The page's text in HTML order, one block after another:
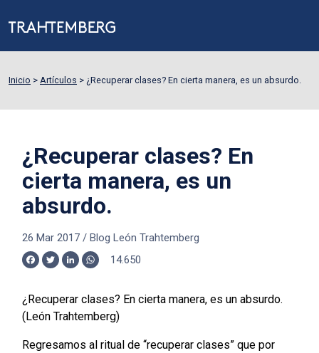
Inicio > Artículos > ¿Recuperar clases? En cierta manera, es un absurdo.
¿Recuperar clases? En
cierta manera, es un
absurdo.
26 Mar 2017/ Blog León Trahtemberg
Facebook
TwitterLinkedInWhatsApp
14.650
¿Recuperar clases? En cierta manera, es un absurdo.
(León Trahtemberg)
Regresamos al ritual de “recuperar clases” que por